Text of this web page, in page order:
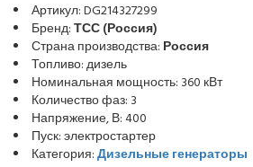
Артикул: DG214327299
Бренд:ТСС (Россия)
Страна производства: Россия
Топливо: дизель
Номинальная мощность: 360 кВт
Количество фаз: 3
Напряжение, В: 400
Пуск: электростартер
Категория:Дизельные генераторы